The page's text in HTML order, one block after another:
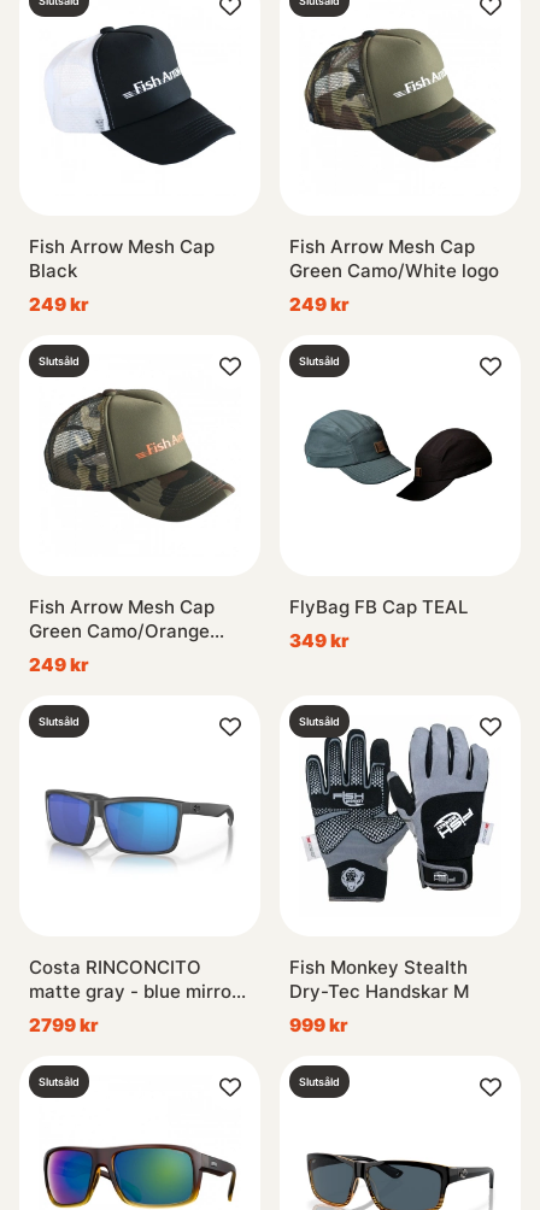
Fish Arrow Mesh Cap
Black
249 kr
Fish Arrow Mesh Cap
Green Camo/White logo
249 kr
Slutsåld
Fish Arrow Mesh Cap
Green Camo/Orange
logo
249 kr
Slutsåld
FlyBag FB Cap TEAL
349 kr
Slutsåld
Costa RINCONCITO
matte gray - blue mirror
580G
2799 kr
Slutsåld
Fish Monkey Stealth
Dry-Tec Handskar M
999 kr
Slutsåld Slutsåld